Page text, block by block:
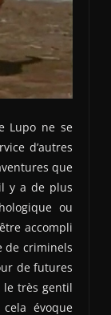
Lupo ne se
d’autres
que
y a de plus
ou
accompli
de criminels
de futures
le très gentil
évoque